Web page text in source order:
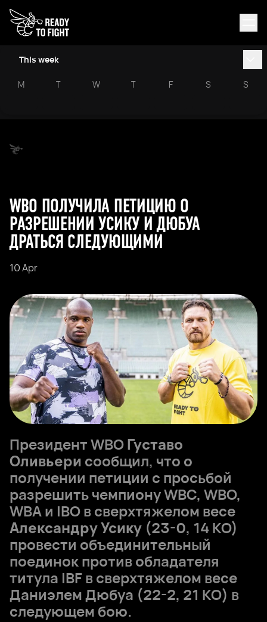
This week
M T W T F S S
WBO ПОЛУЧИЛА ПЕТИЦИЮ О
РАЗРЕШЕНИИ УСИКУ И ДЮБУА
ДРАТЬСЯ СЛЕДУЮЩИМИ
10 Apr
Президент WBOГуставо
Оливьери сообщил, что о
получении петиции с просьбой
разрешить чемпиону WBC, WBO,
WBA и IBO в сверхтяжелом весе
Александру Усику (23-0, 14 КО)
провести объединительный
поединок против обладателя
титула IBF в сверхтяжелом весе
Даниэлем Дюбуа (22-2, 21 KO) в
следующем бою.